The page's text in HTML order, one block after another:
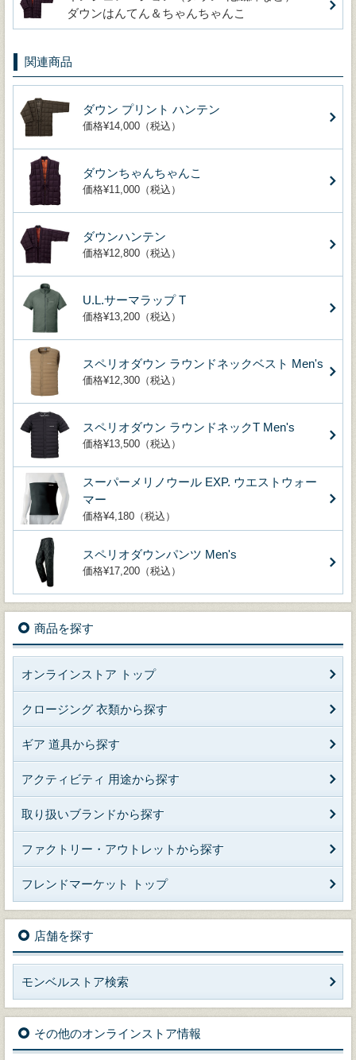
ダウンはんてん＆ちゃんちゃんこ
関連商品
ダウン プリント ハンテン
価格¥14,000（税込）
ダウンちゃんちゃんこ
価格¥11,000（税込）
ダウンハンテン
価格¥12,800（税込）
U.L.サーマラップ T
価格¥13,200（税込）
スペリオダウン ラウンドネックベスト Men's
価格¥12,300（税込）
スペリオダウン ラウンドネックT Men's
価格¥13,500（税込）
スーパーメリノウール EXP. ウエストウォー
マー
価格¥4,180（税込）
スペリオダウンパンツ Men's
価格¥17,200（税込）
商品を探す
オンラインストア トップ
クロージング 衣類から探す
ギア 道具から探す
アクティビティ 用途から探す
取り扱いブランドから探す
ファクトリー・アウトレットから探す
フレンドマーケット トップ
店舗を探す
モンベルストア検索
その他のオンラインストア情報